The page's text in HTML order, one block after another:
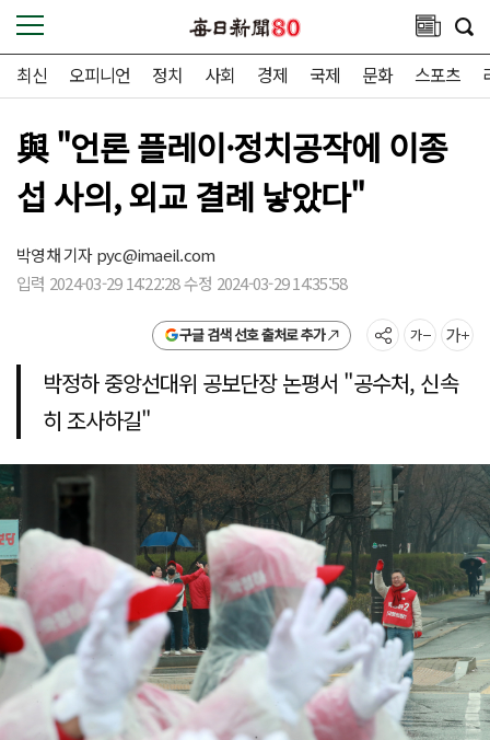
최신 오피니언 정치 사회 경제 국제 문화 스포츠
與 "언론 플레이·정치공작에 이종
섭 사의, 외교 결례 낳았다"
박영채 기자pyc@imaeil.com
입력 2024-03-29 14:22:28 수정 2024-03-29 14:35:58
구글 검색 선호 출처로 추가
박정하 중앙선대위 공보단장 논평서 "공수처, 신속
히 조사하길"